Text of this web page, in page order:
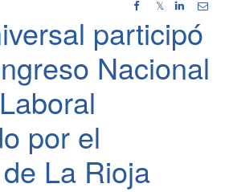
𝕏
participó
Nacional
por el
La Rioja